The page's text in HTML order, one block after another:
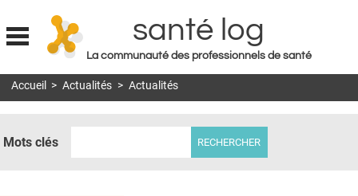
Jump to navigation
santé log
La communauté des professionnels de santé
MON COMPTE
Accueil > Actualités > Actualités
Mots clés